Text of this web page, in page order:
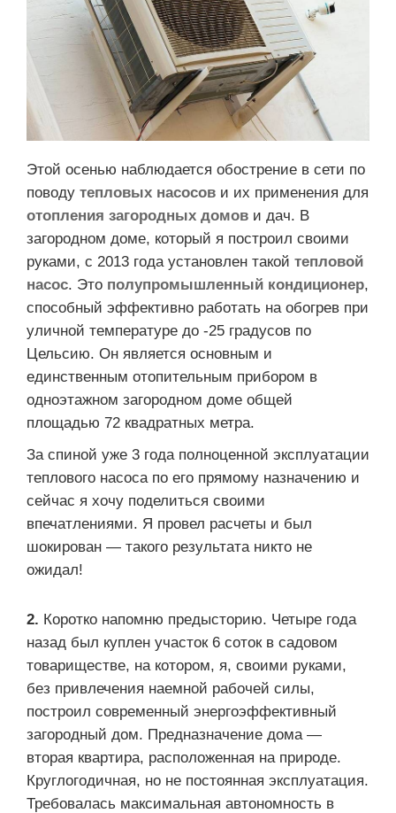
Этой осенью наблюдается обострение в сети по
поводу тепловых насосов и их применения для
отопления загородных домов и дач. В
загородном доме, который я построил своими
руками, с 2013 года установлен такой тепловой
насос. Это полупромышленный кондиционер,
способный эффективно работать на обогрев при
уличной температуре до -25 градусов по
Цельсию. Он является основным и
единственным отопительным прибором в
одноэтажном загородном доме общей
площадью 72 квадратных метра.
За спиной уже 3 года полноценной эксплуатации
теплового насоса по его прямому назначению и
сейчас я хочу поделиться своими
впечатлениями. Я провел расчеты и был
шокирован — такого результата никто не
ожидал!
2. Коротко напомню предысторию. Четыре года
назад был куплен участок 6 соток в садовом
товариществе, на котором, я, своими руками,
без привлечения наемной рабочей силы,
построил современный энергоэффективный
загородный дом. Предназначение дома —
вторая квартира, расположенная на природе.
Круглогодичная, но не постоянная эксплуатация.
Требовалась максимальная автономность в